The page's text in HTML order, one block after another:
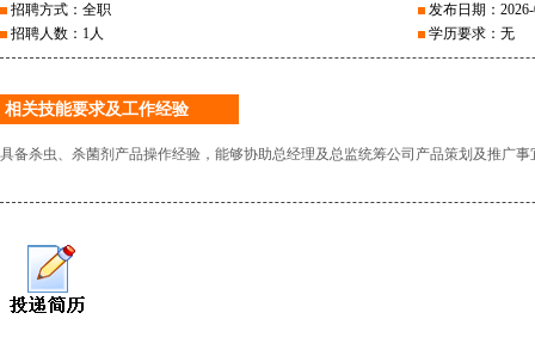
招聘方式：全职
招聘人数：1人
发布日期：
学历要求：无
相关技能要求及工作经验
具备杀虫、杀菌剂产品操作经验，能够协助总经理及总监统筹公司产品策划及推广事